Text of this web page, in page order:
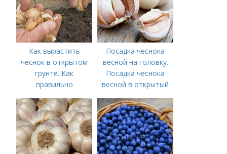
Как вырастить
чеснок в открытом
грунте. Как
правильно
открытом грунте
Посадка чеснока
весной на головку.
Посадка чеснока
весной в открытый